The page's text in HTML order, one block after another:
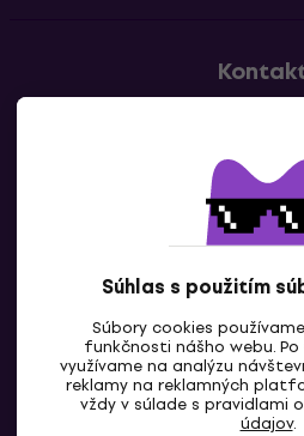
Súhlas s použitím
Súbory cookies
funkčnosti nášho webu. Po
využívame na analýzu
reklamy na reklamných
vždy v súlade s pravidlami o
údajov.
SK